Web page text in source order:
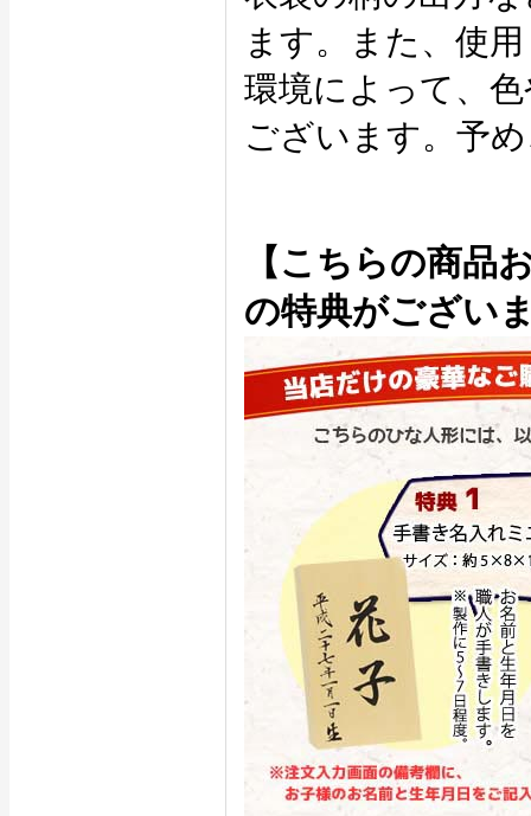
ます。また、使
環境によって、
ございます。予
【こちらの商品
の特典がござい